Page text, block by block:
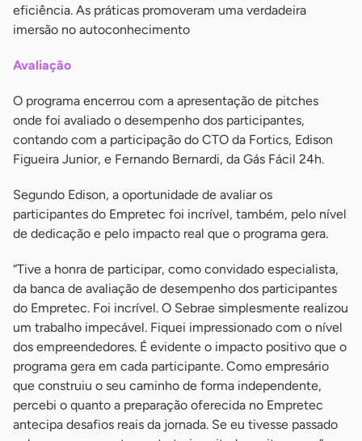
eficiência. As práticas promoveram uma verdadeira
imersão no autoconhecimento
Avaliação
O programa encerrou com a apresentação de pitches
onde foi avaliado o desempenho dos participantes,
contando com a participação do CTO da Fortics, Edison
Figueira Junior, e Fernando Bernardi, da Gás Fácil 24h.
Segundo Edison, a oportunidade de avaliar os
participantes do Empretec foi incrível, também, pelo nível
de dedicação e pelo impacto real que o programa gera.
“Tive a honra de participar, como convidado especialista,
da banca de avaliação de desempenho dos participantes
do Empretec. Foi incrível. O Sebrae simplesmente realizou
um trabalho impecável. Fiquei impressionado com o nível
dos empreendedores. É evidente o impacto positivo que o
programa gera em cada participante. Como empresário
que construiu o seu caminho de forma independente,
percebi o quanto a preparação oferecida no Empretec
antecipa desafios reais da jornada. Se eu tivesse passado